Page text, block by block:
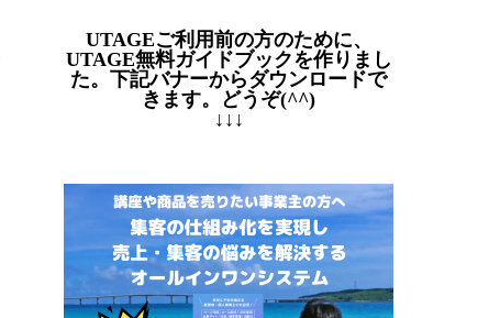
UTAGEご利用前の方のために、
UTAGE無料ガイドブックを作りまし
た。下記バナーからダウンロードで
きます。どうぞ(^^)
↓↓↓